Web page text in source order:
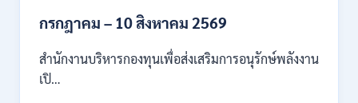
กรกฎาคม – 10 สิงหาคม 2569
สำนักงานบริหารกองทุนเพื่อส่งเสริมการอนุรักษ์พลังงาน
เปิ…